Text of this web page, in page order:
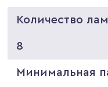
Количество
8
Минимальная